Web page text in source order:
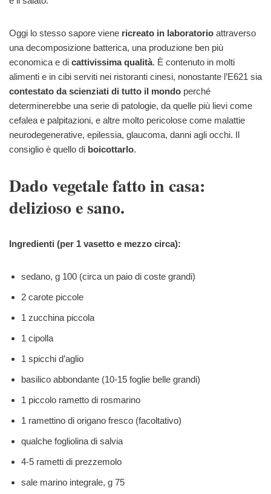
Oggi lo stesso sapore viene ricreato in laboratorio attraverso
una decomposizione batterica, una produzione ben più
economica e di cattivissima qualità. È contenuto in molti
alimenti e in cibi serviti nei ristoranti cinesi, nonostante l’E621 sia
contestato da scienziati di tutto il mondo perché
determinerebbe una serie di patologie, da quelle più lievi come
cefalea e palpitazioni, e altre molto pericolose come malattie
neurodegenerative, epilessia, glaucoma, danni agli occhi. Il
consiglio è quello di boicottarlo.
Dado vegetale fatto in casa:
delizioso e sano.
Ingredienti (per 1 vasetto e mezzo circa):
sedano, g 100 (circa un paio di coste grandi)
2 carote piccole
1 zucchina piccola
1 cipolla
1 spicchi d’aglio
basilico abbondante (10-15 foglie belle grandi)
1 piccolo rametto di rosmarino
1 ramettino di origano fresco (facoltativo)
qualche fogliolina di salvia
4-5 rametti di prezzemolo
sale marino integrale, g 75